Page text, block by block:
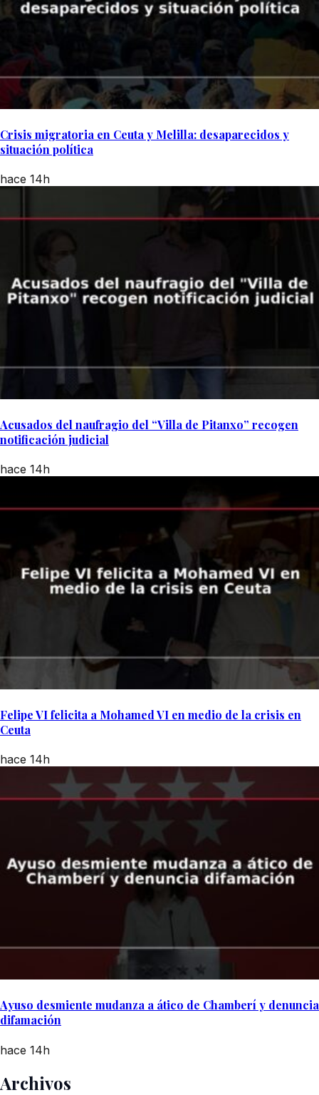
Crisis migratoria en Ceuta y Melilla: desaparecidos y
situación política
hace 14h
Acusados del naufragio del “Villa de Pitanxo” recogen
notificación judicial
hace 14h
Felipe VI felicita a Mohamed VI en medio de la crisis en
Ceuta
hace 14h
Ayuso desmiente mudanza a ático de Chamberí y denuncia
difamación
hace 14h
Archivos